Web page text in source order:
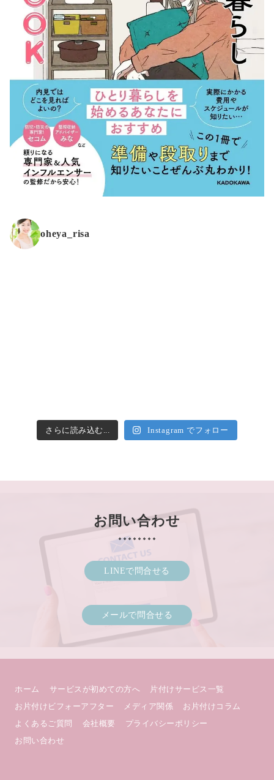
oheya_risa
さらに読み込む... Instagram でフォロー
お問い合わせ
LINEで問合せる
メールで問合せる
ホーム サービスが初めての方へ
片付けサービス一覧
お片付けビフォーアフター
メディア関係
お片付けコラム
よくあるご質問
会社概要
プライバシーポリシー
お問い合わせ